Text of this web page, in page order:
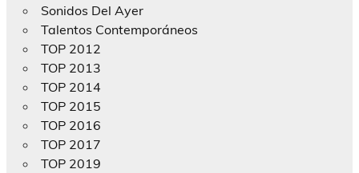
Sonidos Del Ayer
Talentos Contemporáneos
TOP 2012
TOP 2013
TOP 2014
TOP 2015
TOP 2016
TOP 2017
TOP 2019